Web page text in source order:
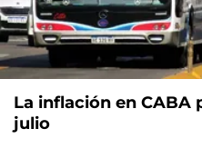
La inflación en CABA
julio